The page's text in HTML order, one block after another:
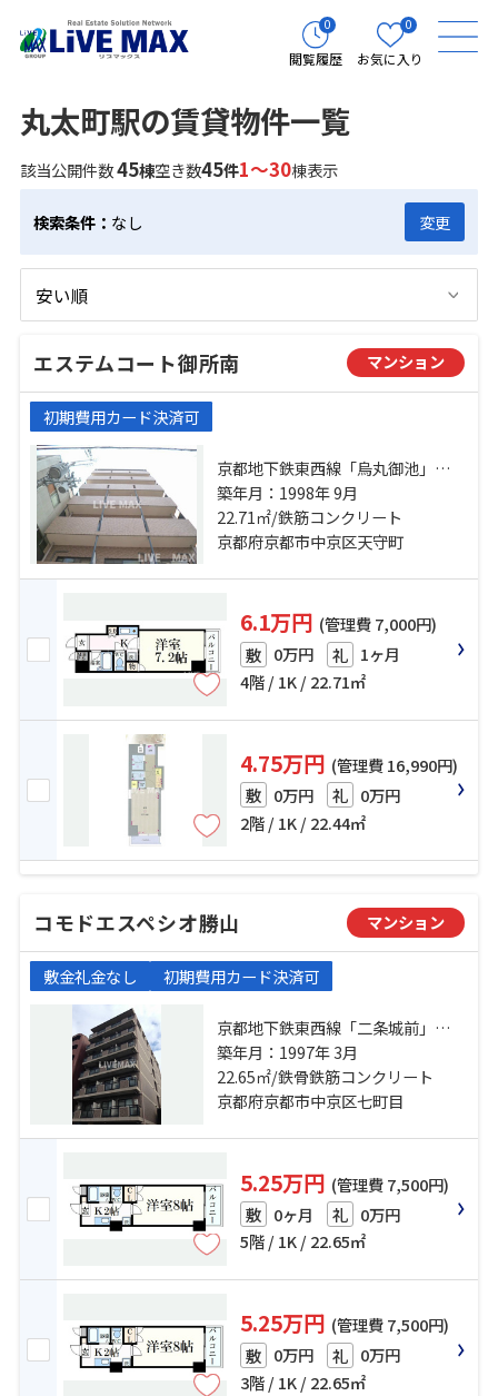
0
閲覧履歴
0
お気に入り
丸太町駅の賃貸物件一覧
該当公開件数45棟空き数45件1～30棟表示
検索条件： なし 変更
エステムコート御所南 マンション
初期費用カード決済可
京都地下鉄東西線「烏丸御池」
駅 徒歩7分 京都市営烏丸線「丸太
町」駅 徒歩7分 京都地下鉄東西線
「京都市役所前」駅 徒歩13分
築年月：1998年 9月
22.71㎡/鉄筋コンクリート
京都府京都市中京区天守町
6.1万円 (管理費 7,000円)
敷 0万円 礼 1ヶ月
4階 / 1K / 22.71㎡
4.75万円 (管理費 16,990円)
敷 0万円 礼 0万円
2階 / 1K / 22.44㎡
コモドエスペシオ勝山 マンション
敷金礼金なし 初期費用カード決済可
京都地下鉄東西線「二条城前」
駅 徒歩8分 京都市営烏丸線「丸太
町」駅 徒歩12分 京都市営烏丸線
「烏丸御池」駅 徒歩17分
築年月：1997年 3月
22.65㎡/鉄骨鉄筋コンクリート
京都府京都市中京区七町目
5.25万円 (管理費 7,500円)
敷 0ヶ月 礼 0万円
5階 / 1K / 22.65㎡
5.25万円 (管理費 7,500円)
敷 0万円 礼 0万円
3階 / 1K / 22.65㎡